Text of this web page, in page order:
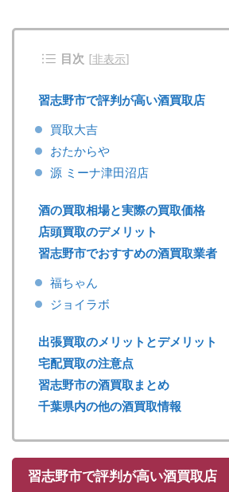
目次 [非表示]
習志野市で評判が高い酒買取店
買取大吉
おたからや
源 ミーナ津田沼店
酒の買取相場と実際の買取価格
店頭買取のデメリット
習志野市でおすすめの酒買取業者
福ちゃん
ジョイラボ
出張買取のメリットとデメリット
宅配買取の注意点
習志野市の酒買取まとめ
千葉県内の他の酒買取情報
習志野市で評判が高い酒買取店